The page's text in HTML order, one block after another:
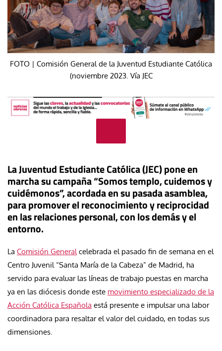
FOTO | Comisión General de la Juventud Estudiante Católica
(noviembre 2023. Vía JEC
La Juventud Estudiante Católica (JEC) pone en
marcha su campaña “Somos templo, cuidemos y
cuidémonos”, acordada en su pasada asamblea,
para promover el reconocimiento y reciprocidad
en las relaciones personal, con los demás y el
entorno.
La Comisión Generalcelebrada el pasado fin de semana en el
Centro Juvenil “Santa María de la Cabeza” de Madrid, ha
servido para evaluar las líneas de trabajo puestas en marcha
ya en las diócesis donde este movimiento especializado de la
Acción Católica Española está presente e impulsar una labor
coordinadora para resaltar el valor del cuidado, en todas sus
dimensiones.